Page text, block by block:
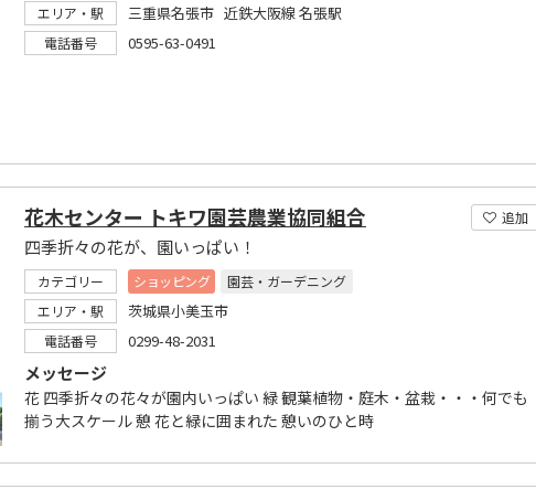
エリア・駅
三重県名張市 近鉄大阪線 名張駅
電話番号 0595-63-0491
追加
花木センター トキワ園芸農業協同組合
四季折々の花が、園いっぱい！
カテゴリー ショッピング
園芸・ガーデニング
エリア・駅
茨城県小美玉市
電話番号 0299-48-2031
メッセージ
花 四季折々の花々が園内いっぱい 緑 観葉植物・庭木・盆栽・・・何でも
揃う大スケール 憩 花と緑に囲まれた 憩いのひと時